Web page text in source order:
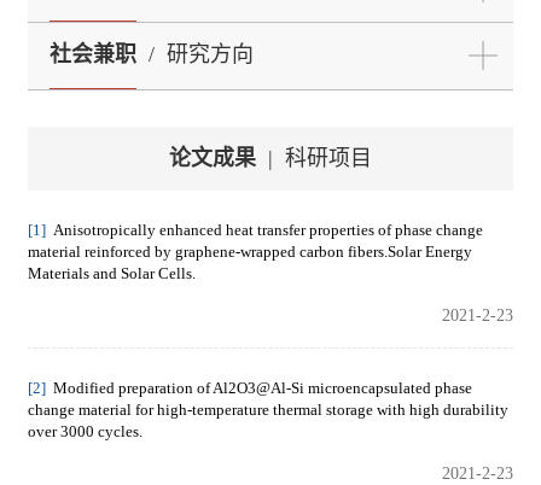
社会兼职 / 研究方向
论文成果 | 科研项目
[1] Anisotropically enhanced heat transfer properties of phase change
material reinforced by graphene-wrapped carbon fibers.Solar Energy
Materials and Solar Cells.
2021-2-23
[2] Modified preparation of Al2O3@Al-Si microencapsulated phase
change material for high-temperature thermal storage with high durability
over 3000 cycles.
2021-2-23